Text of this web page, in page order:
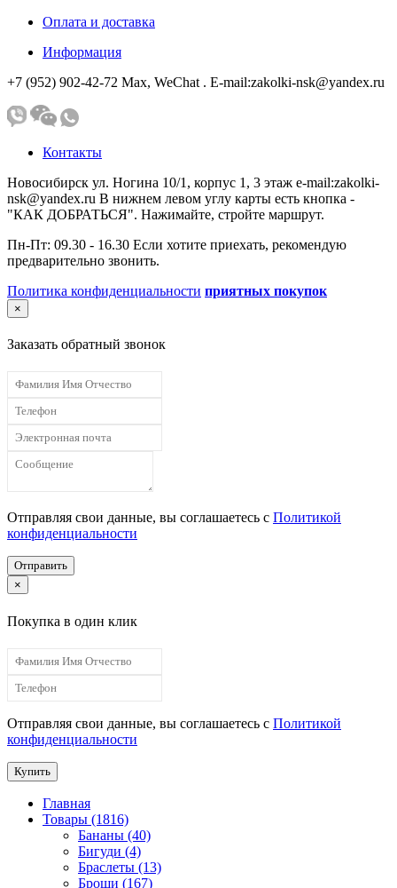
Оплата и доставка
Информация
+7 (952) 902-42-72 Мах, WeChat . E-mail:zakolki-nsk@yandex.ru
Контакты
Новосибирск ул. Ногина 10/1, корпус 1, 3 этаж e-mail:zakolki-
nsk@yandex.ru В нижнем левом углу карты есть кнопка -
"КАК ДОБРАТЬСЯ". Нажимайте, стройте маршрут.
Пн-Пт: 09.30 - 16.30 Если хотите приехать, рекомендую
предварительно звонить.
Политика конфиденциальности приятных покупок
×
Заказать обратный звонок
Отправляя свои данные, вы соглашаетесь с Политикой
конфиденциальности
Отправить
×
Покупка в один клик
Отправляя свои данные, вы соглашаетесь с Политикой
конфиденциальности
Купить
Главная
Товары (1816)
Бананы (40)
Бигуди (4)
Браслеты (13)
Броши (167)